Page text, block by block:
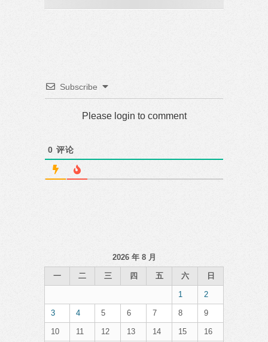
Subscribe
Please login to comment
0 评论
2026 年 8 月
一 二 三 四 五 六 日
1 2
3 4 5 6 7 8 9
10 11 12 13 14 15 16